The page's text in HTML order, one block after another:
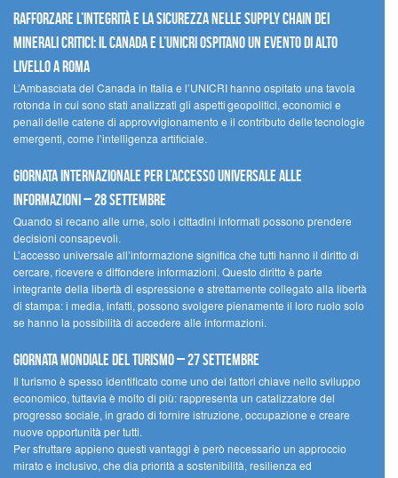
Rafforzare l’integrità e la sicurezza nelle supply chain dei
minerali critici: il Canada e l’UNICRI ospitano un evento di alto
livello a Roma
L’Ambasciata del Canada in Italia e l’UNICRI hanno ospitato una tavola
rotonda in cui sono stati analizzati gli aspetti geopolitici, economici e
penali delle catene di approvvigionamento e il contributo delle tecnologie
emergenti, come l’intelligenza artificiale.
Giornata internazionale per l’accesso universale alle
informazioni – 28 settembre
Quando si recano alle urne, solo i cittadini informati possono prendere
decisioni consapevoli.
L’accesso universale all’informazione significa che tutti hanno il diritto di
cercare, ricevere e diffondere informazioni. Questo diritto è parte
integrante della libertà di espressione e strettamente collegato alla libertà
di stampa: i media, infatti, possono svolgere pienamente il loro ruolo solo
se hanno la possibilità di accedere alle informazioni.
Giornata mondiale del turismo – 27 settembre
Il turismo è spesso identificato come uno dei fattori chiave nello sviluppo
economico, tuttavia è molto di più: rappresenta un catalizzatore del
progresso sociale, in grado di fornire istruzione, occupazione e creare
nuove opportunità per tutti.
Per sfruttare appieno questi vantaggi è però necessario un approccio
mirato e inclusivo, che dia priorità a sostenibilità, resilienza ed